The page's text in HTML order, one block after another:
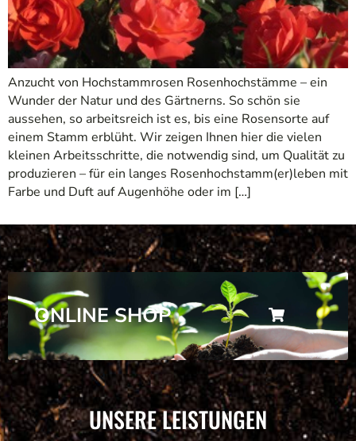
Anzucht von Hochstammrosen Rosenhochstämme – ein
Wunder der Natur und des Gärtnerns. So schön sie
aussehen, so arbeitsreich ist es, bis eine Rosensorte auf
einem Stamm erblüht. Wir zeigen Ihnen hier die vielen
kleinen Arbeitsschritte, die notwendig sind, um Qualität zu
produzieren – für ein langes Rosenhochstamm(er)leben mit
Farbe und Duft auf Augenhöhe oder im […]
ONLINE SHOP
UNSERE LEISTUNGEN